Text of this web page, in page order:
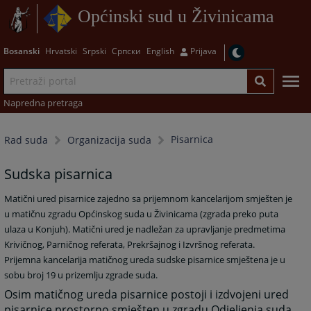
Općinski sud u Živinicama
Bosanski Hrvatski Srpski Српски English Prijava
Napredna pretraga
Rad suda Organizacija suda Pisarnica
Sudska pisarnica
Matični ured pisarnice zajedno sa prijemnom kancelarijom smješten je
u matičnu zgradu Općinskog suda u Živinicama (zgrada preko puta
ulaza u Konjuh). Matični ured je nadležan za upravljanje predmetima
Krivičnog, Parničnog referata, Prekršajnog i Izvršnog referata.
Prijemna kancelarija matičnog ureda sudske pisarnice smještena je u
sobu broj 19 u prizemlju zgrade suda.
Osim matičnog ureda pisarnice postoji i izdvojeni ured